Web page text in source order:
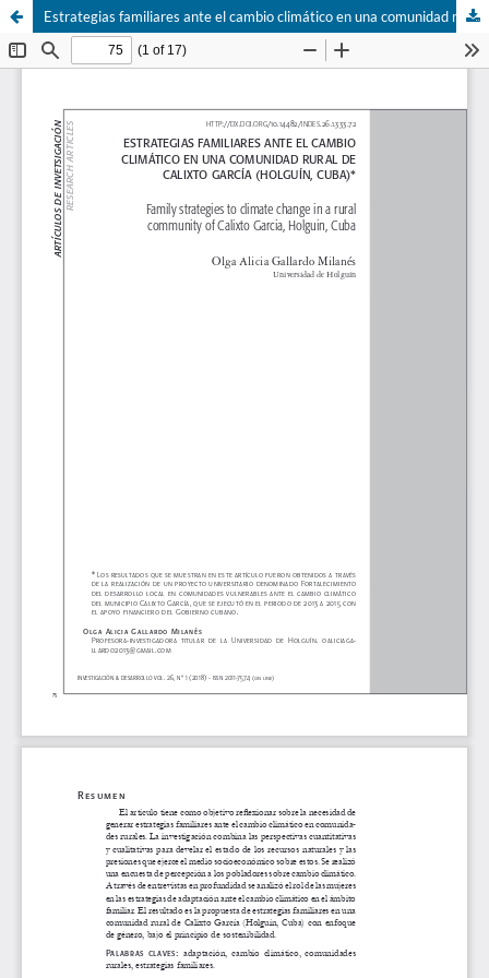
Estrategias familiares ante el cambio climático en una comunidad rural de Calixto García (Holguín, Cuba).